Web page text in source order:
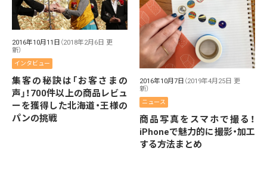
2016年10月11日 （2018年2月6日 更
新）
インタビュー
集客の秘訣は「お客さまの
声」！700件以上の商品レビュ
ーを獲得した北海道・王様の
パンの挑戦
2016年10月7日 （2019年4月25日 更
新）
ニュース
商品写真をスマホで撮る！
iPhoneで魅力的に撮影・加工
する方法まとめ